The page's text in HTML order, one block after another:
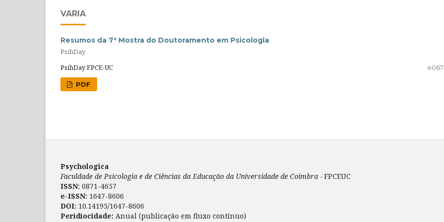
VARIA
Resumos da 7ª Mostra do Doutoramento em Psicologia
PsihDay
PsihDay FPCE-UC
PDF
Psychologica
Faculdade de Psicologia e de Ciências da Educação da Universidade de Coimbra - FPCEUC
ISSN: 0871-4657
e-ISSN: 1647-8606
DOI: 10.14195/1647-8606
Peridiocidade: Anual (publicação em fluxo contínuo)